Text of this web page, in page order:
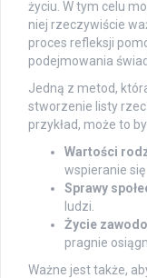
życiu. W tym celu
niej rzeczywiście
proces refleksji
podejmowania
Jedną z metod,
stworzenie listy
przykład, może to
Wartości
wspieranie
Sprawy
ludzi.
Życie
pragnie
Ważne jest także,